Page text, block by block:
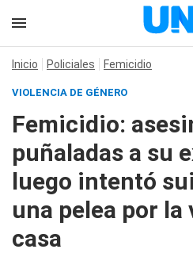
Inicio Policiales Femicidio
VIOLENCIA DE GÉNERO
Femicidio:
puñaladas a su
luego intentó
una pelea por la
casa